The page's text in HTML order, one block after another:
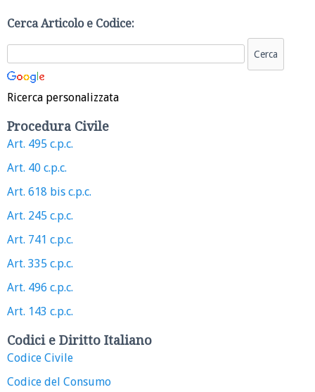
Cerca Articolo e Codice:
Ricerca personalizzata
Procedura Civile
Art. 495 c.p.c.
Art. 40 c.p.c.
Art. 618 bis c.p.c.
Art. 245 c.p.c.
Art. 741 c.p.c.
Art. 335 c.p.c.
Art. 496 c.p.c.
Art. 143 c.p.c.
Codici e Diritto Italiano
Codice Civile
Codice del Consumo